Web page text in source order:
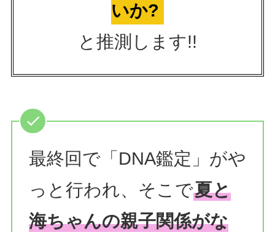
いか?
と推測します!!
最終回で「DNA鑑定」がや
っと行われ、そこで夏と
海ちゃんの親子関係がな